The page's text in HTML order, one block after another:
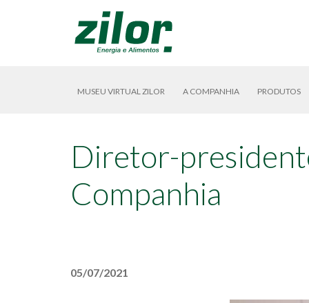
MUSEU VIRTUAL ZILOR A COMPANHIA PRODUTOS
Diretor-
Companhia
05/07/2021